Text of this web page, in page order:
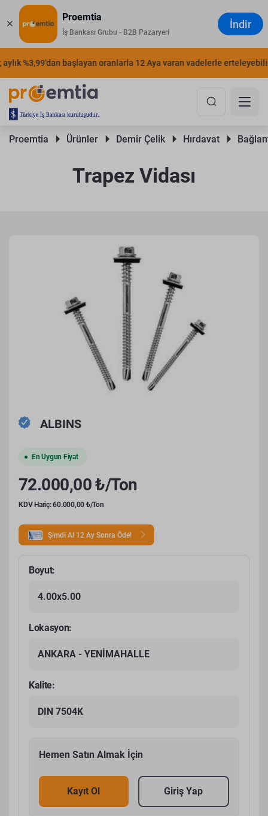
Proemtia
İş Bankası Grubu - B2B Pazaryeri
İndir
%3,99'dan başlayan oranlarla 12 Aya varan vadelerle
Proemtia Ürünler Demir Çelik Hırdavat
Trapez Vidası
ALBINS
En Uygun Fiyat
72.000,00 ₺/Ton
KDV Hariç: 60.000,00 ₺/Ton
Şimdi Al 12 Ay Sonra Öde!
Boyut:
4.00x5.00
Lokasyon:
ANKARA - YENİMAHALLE
Kalite:
DIN 7504K
Hemen Satın Almak İçin
Kayıt Ol Giriş Yap